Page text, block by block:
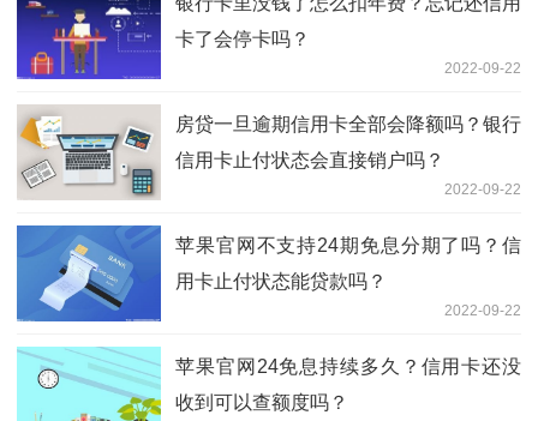
卡了会停卡吗？
2022-09-22
房贷一旦逾期信用卡全部会降额吗？银行
信用卡止付状态会直接销户吗？
2022-09-22
苹果官网不支持24期免息分期了吗？信
用卡止付状态能贷款吗？
2022-09-22
苹果官网24免息持续多久？信用卡还没
收到可以查额度吗？